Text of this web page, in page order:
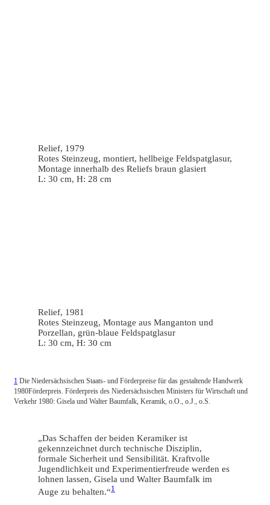
Relief, 1979
Rotes Steinzeug, montiert, hellbeige Feldspatglasur,
Montage innerhalb des Reliefs braun glasiert
L: 30 cm, H: 28 cm
Relief, 1981
Rotes Steinzeug, Montage aus Manganton und
Porzellan, grün-blaue Feldspatglasur
L: 30 cm, H: 30 cm
1 Die Niedersächsischen Staats- und Förderpreise für das gestaltende Handwerk
1980Förderpreis. Förderpreis des Niedersächsischen Ministers für Wirtschaft und
Verkehr 1980: Gisela und Walter Baumfalk, Keramik, o.O., o.J., o.S.
„Das Schaffen der beiden Keramiker ist
gekennzeichnet durch technische Disziplin,
formale Sicherheit und Sensibilität. Kraftvolle
Jugendlichkeit und Experimentierfreude werden es
lohnen lassen, Gisela und Walter Baumfalk im
Auge zu behalten.“1